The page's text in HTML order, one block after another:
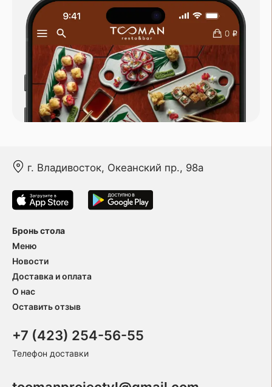
г. Владивосток, Океанский пр., 98а
Бронь стола
Меню
Новости
Доставка и оплата
О нас
Оставить отзыв
+7 (423) 254-56-55
Телефон доставки